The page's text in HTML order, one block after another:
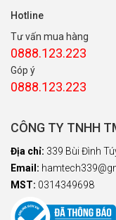
Hotline
Tư vấn mua hàng
0888.123.223
Góp ý
0888.123.223
CÔNG TY TNHH
Địa chỉ: 339 Bùi Đình
Email:
MST: 0314349698